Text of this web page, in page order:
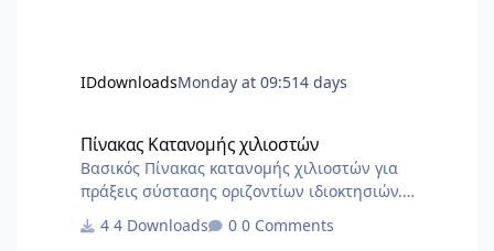
IDdownloadsMonday at 09:514 days
Πίνακας Κατανομής χιλιοστών
Βασικός Πίνακας κατανομής χιλιοστών για
πράξεις σύστασης οριζοντίων ιδιοκτησιών.
δικό σας
4 Downloads 0 Comments